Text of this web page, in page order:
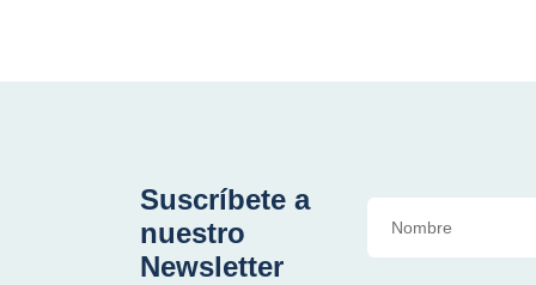
Suscríbete a
nuestro
Newsletter